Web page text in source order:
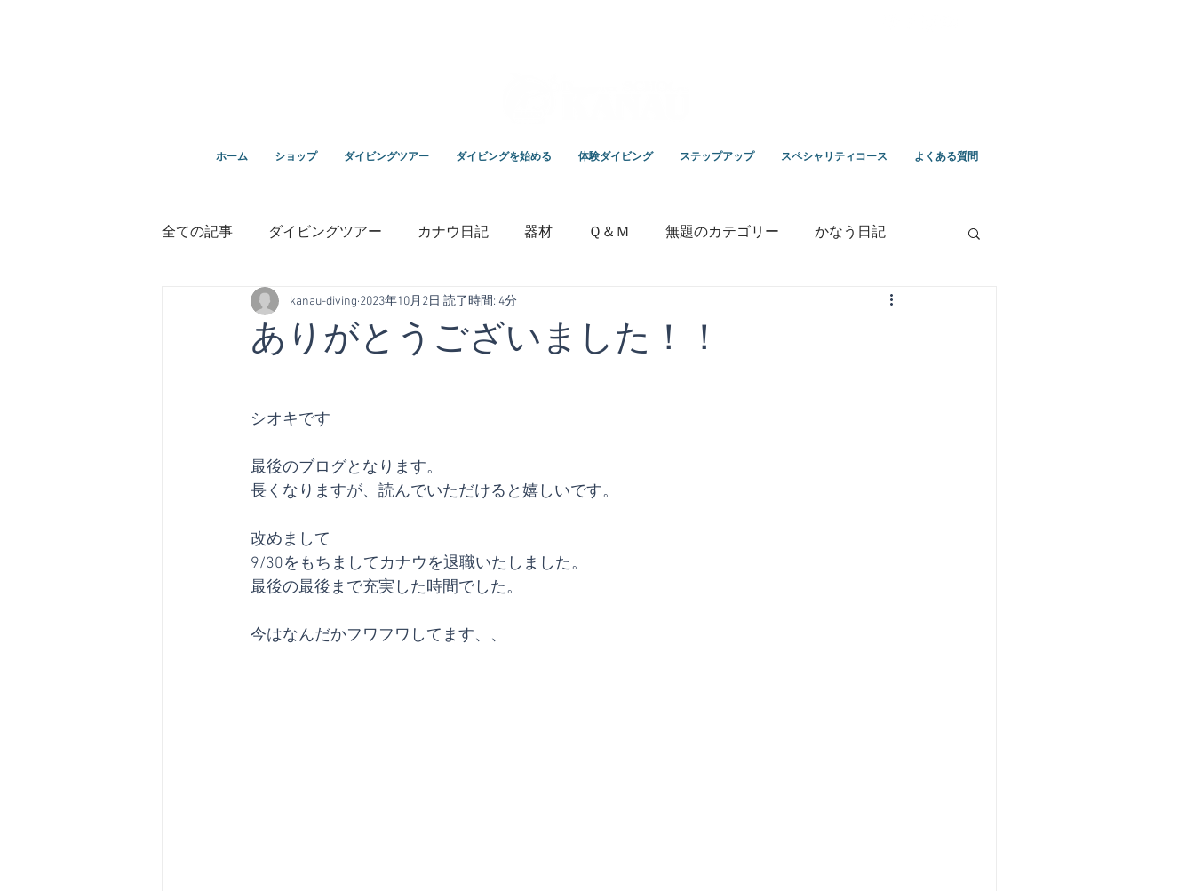
ホーム ショップ ダイビングツアー ダイビングを始める 体験ダイビング ステップアップ スペシャリティコース よくある質問
全ての記事 ダイビングツアー カナウ日記 器材 Ｑ＆Ｍ 無題のカテゴリー かなう日記
鵜来島ダイビング いっちゃんの毎日ブログ 竹野ツアー
ありがとうございました！！
kanau-diving 2023年10月2日 読了時間: 4分
シオキです
最後のブログとなります。
長くなりますが、読んでいただけると嬉しいです。
改めまして
9/30をもちましてカナウを退職いたしました。
最後の最後まで充実した時間でした。
今はなんだかフワフワしてます、、